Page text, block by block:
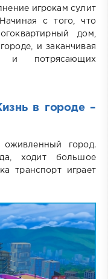
игрокам сулит
с того, что
дом,
и заканчивая
и потрясающих
в городе –
город.
ходит большое
транспорт играет